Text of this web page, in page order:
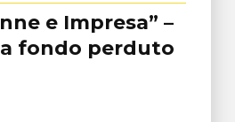
e Impresa” –
fondo perduto